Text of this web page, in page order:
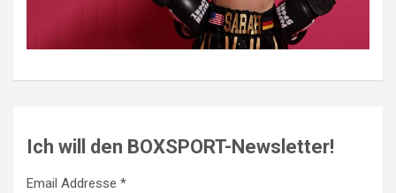
Ich will den BOXSPORT-Newsletter!
Email Addresse *